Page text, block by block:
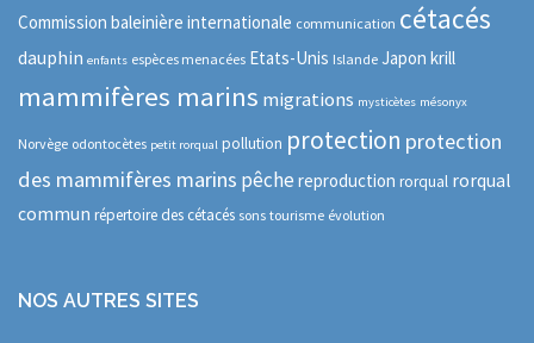
Commission baleinière internationale communication cétacés
dauphin enfants espèces menacées Etats-Unis Islande Japon krill
mammifères marins migrations mysticètes mésonyx
Norvège odontocètes petit rorqual pollution protection protection
des mammifères marins pêche reproduction rorqual rorqual
commun répertoire des cétacés sons tourisme évolution
NOS AUTRES SITES